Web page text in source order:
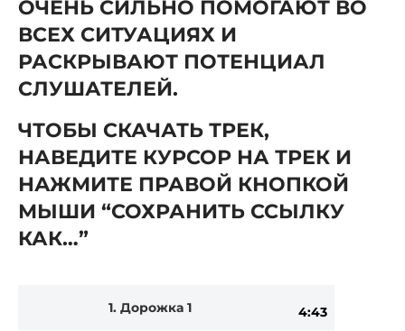
ОЧЕНЬ СИЛЬНО ПОМОГАЮТ ВО
ВСЕХ СИТУАЦИЯХ И
РАСКРЫВАЮТ ПОТЕНЦИАЛ
СЛУШАТЕЛЕЙ.
ЧТОБЫ СКАЧАТЬ ТРЕК,
НАВЕДИТЕ КУРСОР НА ТРЕК И
НАЖМИТЕ ПРАВОЙ КНОПКОЙ
МЫШИ “СОХРАНИТЬ ССЫЛКУ
КАК…”
1. Дорожка 1 4:43